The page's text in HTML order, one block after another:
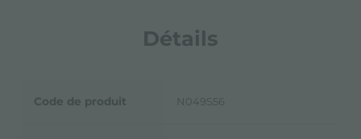
Détails
Code de produit N049S56